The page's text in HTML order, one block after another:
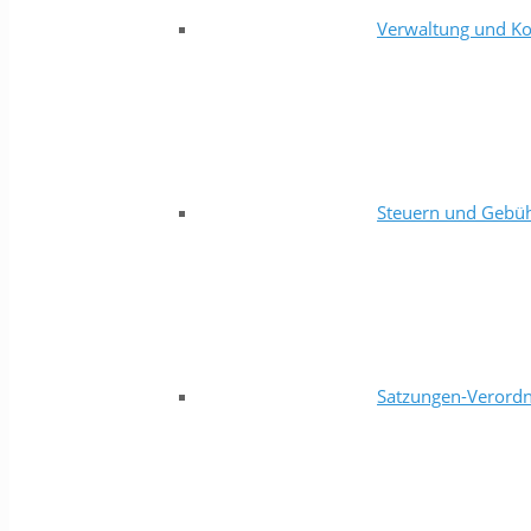
Verwaltung und
Steuern und
Satzungen-